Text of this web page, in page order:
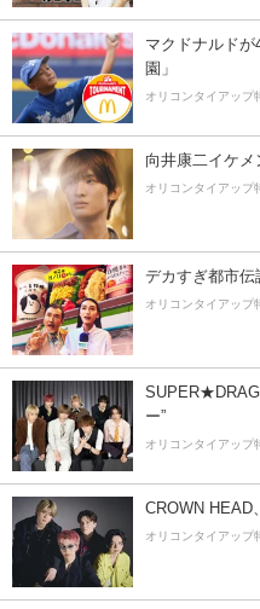
マクドナルド
園」
オリコンタイアップ
向井康二イケメ
オリコンタイアップ
デカすぎ都市
オリコンタイアップ
ー”
オリコンタイアップ
CROWN HEAD
オリコンタイアップ